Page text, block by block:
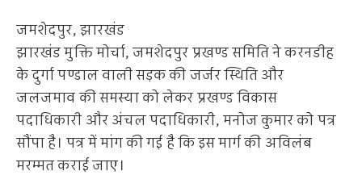
जमशेदपुर, झारखंड
झारखंड मुक्ति मोर्चा, जमशेदपुर प्रखण्ड समिति ने करनडीह
के दुर्गा पण्डाल वाली सड़क की जर्जर स्थिति और
जलजमाव की समस्या को लेकर प्रखण्ड विकास
पदाधिकारी और अंचल पदाधिकारी, मनोज कुमार को पत्र
सौंपा है। पत्र में मांग की गई है कि इस मार्ग की अविलंब
मरम्मत कराई जाए।